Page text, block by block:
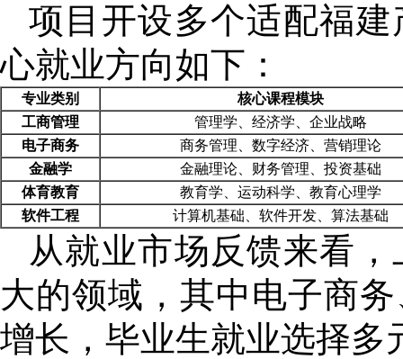
项目开设多个适配福
心就业方向如下：
专业类别
核心课程模块
工商管理
管理学、经济学、企业战略
电子商务
商务管理、数字经济、营销理论
金融学
金融理论、财务管理、投资基础
体育教育
教育学、运动科学、教育心理学
软件工程
计算机基础、软件开发、算法基础
从就业市场反馈来看
大的领域，其中电子商
增长，毕业生就业选择多